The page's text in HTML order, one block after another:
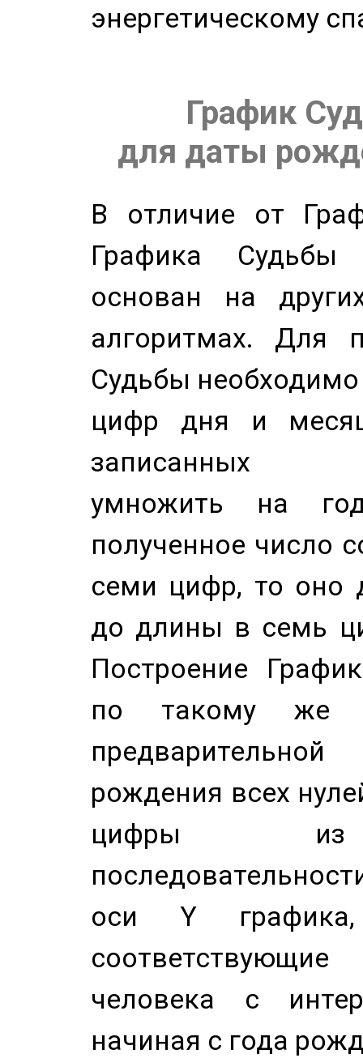
энергетическому
График
для даты
В отличие от
Графика
основан на
алгоритмах. Для
Судьбы
цифр дня и
записанных
умножить на
полученное число
семи цифр, то оно
до длины в семь
Построение
по такому же
рождения всех
цифры из
оси Y
человека с
начиная с года